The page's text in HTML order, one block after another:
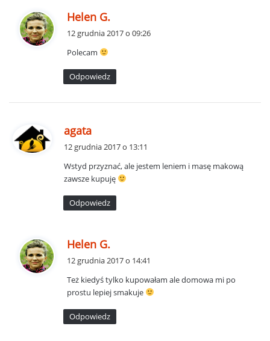
Helen G.
e
:
12 grudnia 2017 o 09:26
Polecam
Odpowiedz
agata
z
e
:
12 grudnia 2017 o 13:11
Wstyd przyznać, ale jestem leniem i masę makową
zawsze kupuję
Odpowiedz
Helen G.
z
e
:
12 grudnia 2017 o 14:41
Też kiedyś tylko kupowałam ale domowa mi po
prostu lepiej smakuje
Odpowiedz